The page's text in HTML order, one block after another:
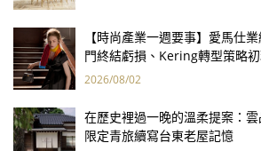
【時尚產業一週要事】愛馬仕
門終結虧損、Kering轉型策略
報亮眼
2026/08/02
在歷史裡過一晚的溫柔提案：
限定青旅續寫台東老屋記憶